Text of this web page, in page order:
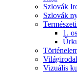
Szlovák
Szlovák
1.
Vizuális